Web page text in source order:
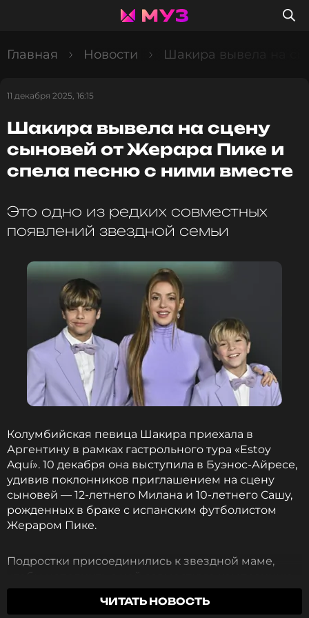
Главная Новости Шакира вывела на
11 декабря 2025, 16:15
Шакира вывела на сцену
сыновей от Жерара Пике и
спела песню с ними вместе
Это одно из редких совместных
появлений звездной семьи
Колумбийская певица Шакира приехала в
Аргентину в рамках гастрольного тура «Estoy
Aquí». 10 декабря она выступила в Буэнос-Айресе,
удивив поклонников приглашением на сцену
сыновей — 12-летнего Милана и 10-летнего Сашу,
рожденных в браке с испанским футболистом
Жераром Пике.
Подростки присоединились к звездной маме,
чтобы исполнить с ней совместную композицию
на испанском языке «Acróstico» («Акростих»). В
литературе так называется фраза, сложенная из
ЧИТАТЬ НОВОСТЬ